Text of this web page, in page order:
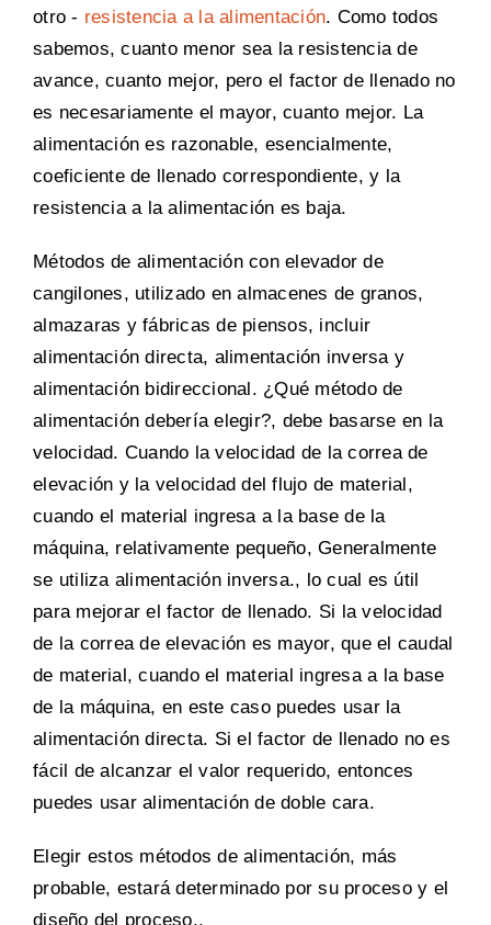
otro - resistencia a la alimentación. Como todos
sabemos, cuanto menor sea la resistencia de
avance, cuanto mejor, pero el factor de llenado no
es necesariamente el mayor, cuanto mejor. La
alimentación es razonable, esencialmente,
coeficiente de llenado correspondiente, y la
resistencia a la alimentación es baja.
Métodos de alimentación con elevador de
cangilones, utilizado en almacenes de granos,
almazaras y fábricas de piensos, incluir
alimentación directa, alimentación inversa y
alimentación bidireccional. ¿Qué método de
alimentación debería elegir?, debe basarse en la
velocidad. Cuando la velocidad de la correa de
elevación y la velocidad del flujo de material,
cuando el material ingresa a la base de la
máquina, relativamente pequeño, Generalmente
se utiliza alimentación inversa., lo cual es útil
para mejorar el factor de llenado. Si la velocidad
de la correa de elevación es mayor, que el caudal
de material, cuando el material ingresa a la base
de la máquina, en este caso puedes usar la
alimentación directa. Si el factor de llenado no es
fácil de alcanzar el valor requerido, entonces
puedes usar alimentación de doble cara.
Elegir estos métodos de alimentación, más
probable, estará determinado por su proceso y el
diseño del proceso..